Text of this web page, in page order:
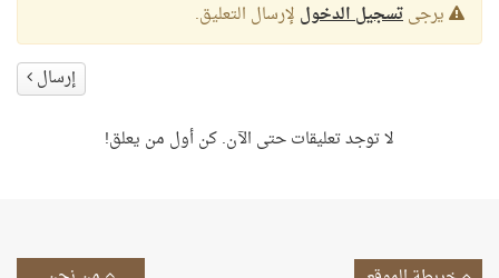
يرجىتسجيل الدخول لإرسال التعليق.
إرسال
لا توجد تعليقات حتى الآن. كن أول من يعلق!